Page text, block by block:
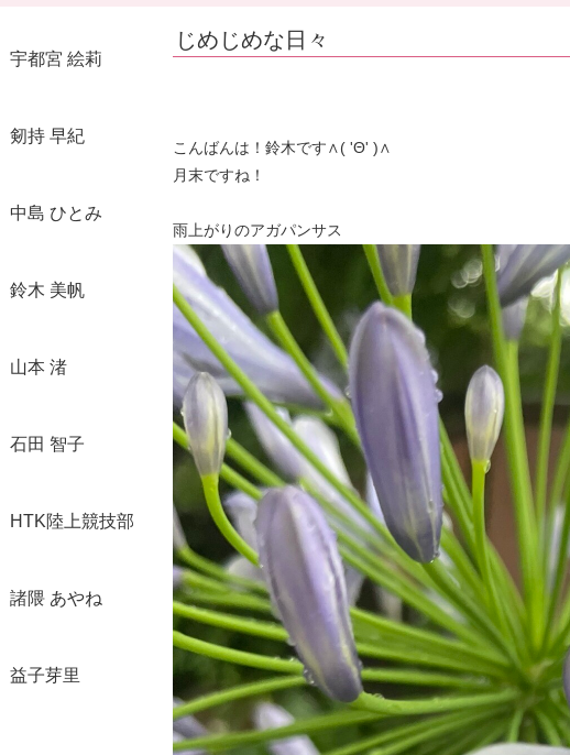
じめじめな日々
こんばんは！鈴木です∧( 'Θ' )∧
月末ですね！
雨上がりのアガパンサス
宇都宮 絵莉
剱持 早紀
中島 ひとみ
鈴木 美帆
山本 渚
石田 智子
HTK陸上競技部
諸隈 あやね
益子芽里